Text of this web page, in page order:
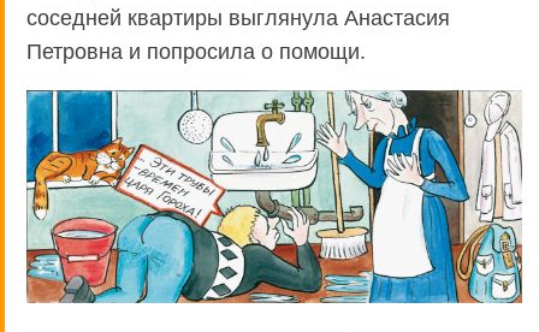
соседней квартиры выглянула Анастасия
Петровна и попросила о помощи.